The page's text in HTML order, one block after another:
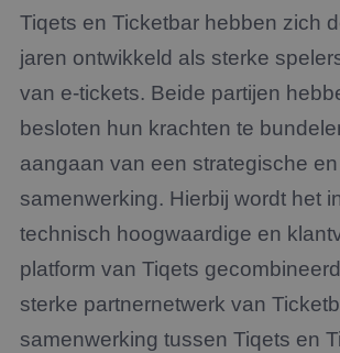
Tiqets en Ticketbar hebben zich
jaren ontwikkeld als sterke
van e-tickets. Beide partijen
besloten hun krachten te
aangaan van een strategische
samenwerking. Hierbij wordt het
technisch hoogwaardige en
platform van Tiqets
sterke partnernetwerk van
samenwerking tussen Tiqets en